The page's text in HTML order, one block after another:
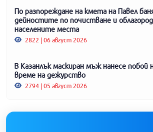
По разпореждане на кмета на Павел
дейностите по почистване и
населените места
2822 | 06 август 2026
В Казанлък маскиран мъж нанесе побой
време на дежурство
2794 | 05 август 2026